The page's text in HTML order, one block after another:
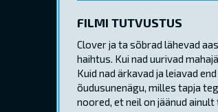
FILMI TUTVUSTUS
Clover ja ta sõbrad lähevad
haihtus. Kui nad uurivad
Kuid nad ärkavad ja leiavad
õudusunenägu, milles tapja
noored, et neil on jäänud